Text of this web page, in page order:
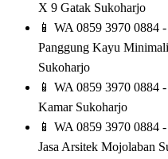
X 9 Gatak Sukoharjo
📱 WA 0859 3970 0884
Panggung Kayu
Sukoharjo
📱 WA 0859 3970 0884
Kamar Sukoharjo
📱 WA 0859 3970 0884 -
Jasa Arsitek Mojolaban